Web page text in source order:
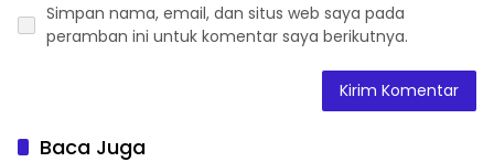
Simpan nama, email, dan situs web saya pada
peramban ini untuk komentar saya berikutnya.
Baca Juga